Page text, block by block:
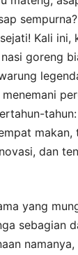
Kali ini,
goreng
dan
yang
sebagian